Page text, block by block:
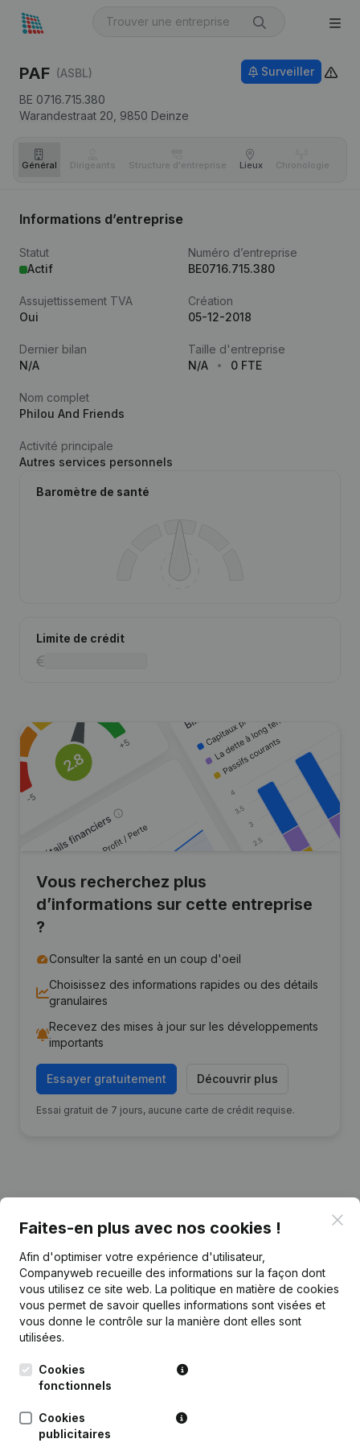
PAF (ASBL)
BE 0716.715.380
Warandestraat 20, 9850 Deinze
Surveiller
Général Dirigeants Structure d'entreprise Lieux Chronologie
Informations d’entreprise
Statut
Actif
Numéro d’entreprise
BE0716.715.380
Assujettissement TVA
Oui
Création
05-12-2018
Dernier bilan
N/A
Taille d'entreprise
N/A
0 FTE
Nom complet
Philou And Friends
Activité principale
Autres services personnels
Baromètre de santé
Limite de crédit
Vous recherchez plus
d’informations sur cette entreprise
?
Consulter la santé en un coup d'oeil
Choisissez des informations rapides ou des détails
granulaires
Recevez des mises à jour sur les développements
importants
Essayer gratuitement Découvrir plus
Essai gratuit de 7 jours, aucune carte de crédit requise.
Date Publication
16-03-2022 Demissions - Nominations (NL)
03-01-2019
Rubrique Constitution (Nouvelle
Faites-en plus avec nos cookies !
Afin d'optimiser votre expérience d'utilisateur,
Companyweb recueille des informations sur la façon dont
vous utilisez ce site web. La politique en matière de cookies
vous permet de savoir quelles informations sont visées et
vous donne le contrôle sur la manière dont elles sont
utilisées.
Cookies
fonctionnels
Cookies
publicitaires